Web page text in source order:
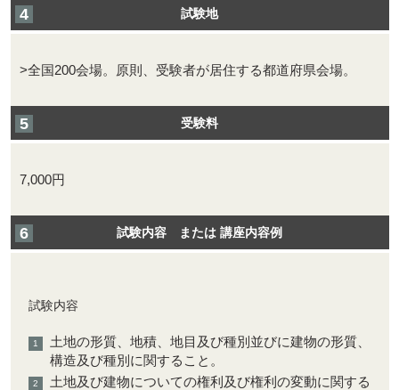
試験地
>全国200会場。原則、受験者が居住する都道府県会場。
受験料
7,000円
試験内容 または 講座内容例
試験内容
土地の形質、地積、地目及び種別並びに建物の形質、
構造及び種別に関すること。
土地及び建物についての権利及び権利の変動に関する